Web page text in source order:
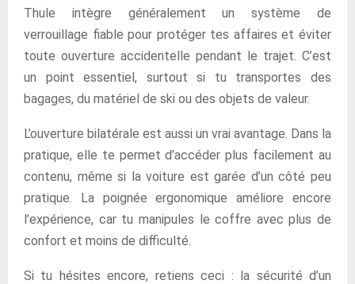
Thule intègre généralement un système de
verrouillage fiable pour protéger tes affaires et éviter
toute ouverture accidentelle pendant le trajet. C’est
un point essentiel, surtout si tu transportes des
bagages, du matériel de ski ou des objets de valeur.
L’ouverture bilatérale est aussi un vrai avantage. Dans la
pratique, elle te permet d’accéder plus facilement au
contenu, même si la voiture est garée d’un côté peu
pratique. La poignée ergonomique améliore encore
l’expérience, car tu manipules le coffre avec plus de
confort et moins de difficulté.
Si tu hésites encore, retiens ceci : la sécurité d’un